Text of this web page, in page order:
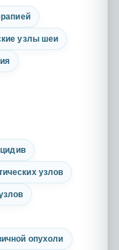
узлы шеи
узлов
опухоли